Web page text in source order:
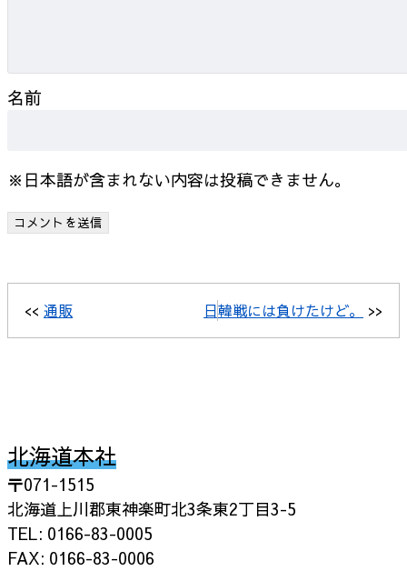
名前
※日本語が含まれない内容は投稿できません。
<< 通販 日韓戦には負けたけど。 >>
北海道本社
〒071-1515
北海道上川郡東神楽町北3条東2丁目3-5
TEL: 0166-83-0005
FAX: 0166-83-0006